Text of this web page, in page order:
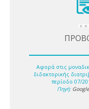
Αφορά στις
διδακτορικής
περίοδο 07/
Πηγή: